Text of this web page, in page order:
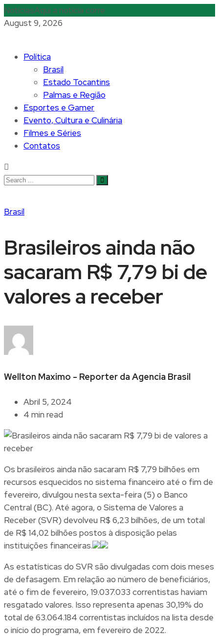
NotíciasAqui a notícia corre
August 9, 2026
Política
Brasíl
Estado Tocantins
Palmas e Região
Esportes e Gamer
Evento, Cultura e Culinária
Filmes e Séries
Contatos
Brasíl
Brasileiros ainda não
sacaram R$ 7,79 bi de
valores a receber
Wellton Maximo - Reporter da Agencia Brasil
Abril 5, 2024
4 min read
Os brasileiros ainda não sacaram R$ 7,79 bilhões em
recursos esquecidos no sistema financeiro até o fim de
fevereiro, divulgou nesta sexta-feira (5) o Banco
Central (BC). Até agora, o Sistema de Valores a
Receber (SVR) devolveu R$ 6,23 bilhões, de um total
de R$ 14,02 bilhões postos à disposição pelas
instituições financeiras.
As estatísticas do SVR são divulgadas com dois meses
de defasagem. Em relação ao número de beneficiários,
até o fim de fevereiro, 19.037.033 correntistas haviam
resgatado valores. Isso representa apenas 30,19% do
total de 63.064.184 correntistas incluídos na lista desde
o início do programa, em fevereiro de 2022.